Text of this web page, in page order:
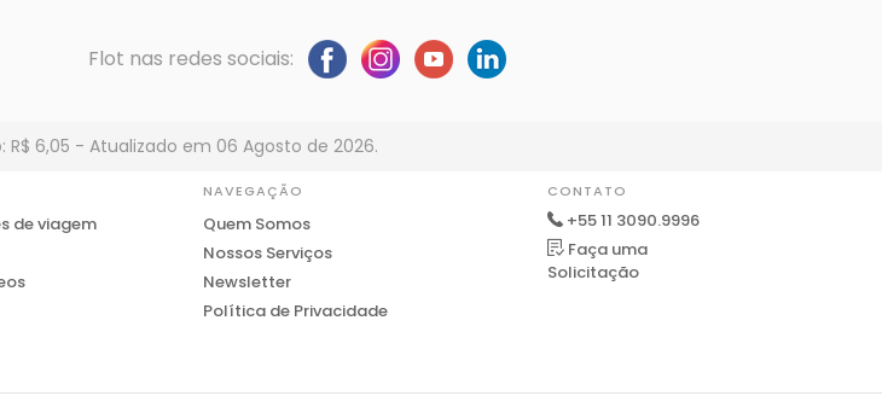
Flot nas redes sociais:
R$ 6,05 - Atualizado em 06 Agosto de 2026.
de viagem
NAVEGAÇÃO
Quem Somos
Nossos Serviços
Newsletter
Política de Privacidade
CONTATO
+55 11 3090.9996
Faça uma
Solicitação